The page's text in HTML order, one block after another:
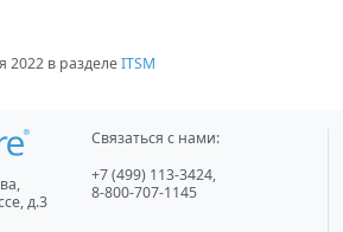
2022 в разделеITSM
,
д.3
Связаться с нами:
+7 (499) 113-3424,
8-800-707-1145